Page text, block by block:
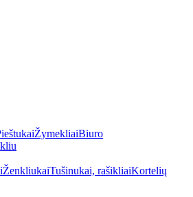
ŽymekliaiBiuro
ŽenkliukaiTušinukai, rašikliaiKortelių